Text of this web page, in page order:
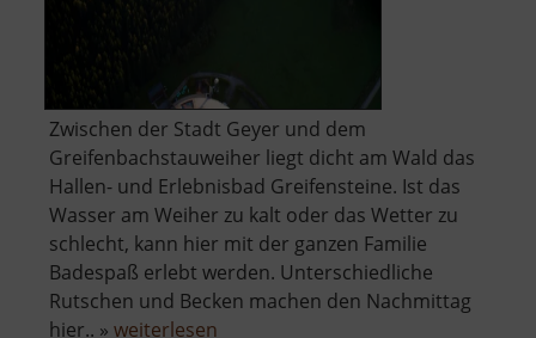
Zwischen der Stadt Geyer und dem
Greifenbachstauweiher liegt dicht am Wald das
Hallen- und Erlebnisbad Greifensteine. Ist das
Wasser am Weiher zu kalt oder das Wetter zu
schlecht, kann hier mit der ganzen Familie
Badespaß erlebt werden. Unterschiedliche
Rutschen und Becken machen den Nachmittag
hier.. » weiterlesen